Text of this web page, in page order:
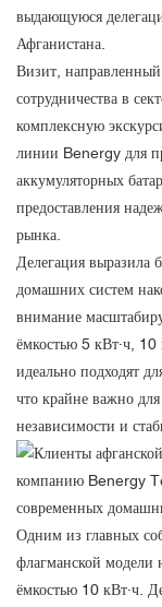
выдающуюся
Афганистана.
Визит,
сотрудничества в
комплексную
линии Benergy для
аккумуляторных
предоставления
рынка.
Делегация выразила
домашних систем
внимание
ёмкостью 5 кВт·ч,
идеально подходят
что крайне важно
независимости и
Одним из главных
флагманской модели
ёмкостью 10 кВт·ч.